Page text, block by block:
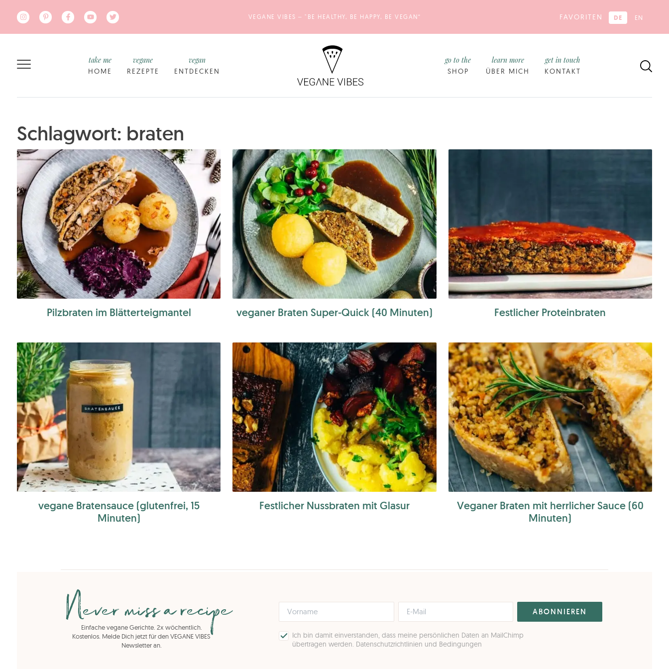
VEGANE VIBES – "BE HEALTHY, BE HAPPY, BE VEGAN“ FAVORITEN DE EN
HOME
take me
REZEPTE
vegane
ENTDECKEN
vegan
SHOP
go to the
ÜBER MICH
learn more
KONTAKT
get in touch
Schlagwort: braten
Pilzbraten im Blätterteigmantel veganer Braten Super-Quick (40 Minuten) Festlicher Proteinbraten
vegane Bratensauce (glutenfrei, 15
Minuten)
Festlicher Nussbraten mit Glasur
Veganer Braten mit herrlicher Sauce (60
Minuten)
Never miss a recipe
Einfache vegane Gerichte. 2x wöchentlich.
Kostenlos. Melde Dich jetzt für den VEGANE VIBES
Newsletter an.
Ich bin damit einverstanden, dass meine persönlichen Daten an MailChimp
übertragen werden. Datenschutzrichtlinien und Bedingungen